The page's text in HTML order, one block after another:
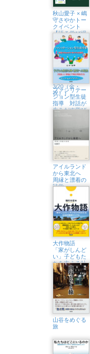
秋山愛子 × 嶋
守さやかトー
クイベント
【語る学び場
#2】すなっく
アイコ、秋山
愛子さんと
は？（浅草・
Readin’ Writin
BOOK
STORE
3/20（金・
祝））
ファシリテー
ション型生徒
指導 対話が
生みだす学び
アイルランド
から東北へ
周縁と漂着の
詩学
大作物語
「家がしんど
い」子どもた
ちを支える社
会的養護のリ
アル
山谷をめぐる
旅